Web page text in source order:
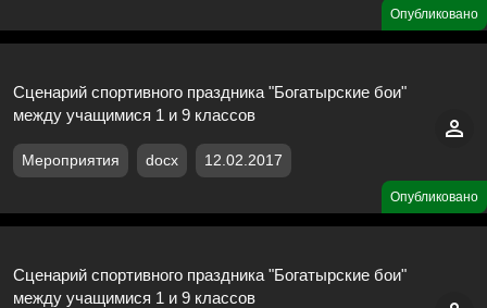
Опубликовано
Опубликовано
Сценарий спортивного праздника "Богатырские бои"
между учащимися 1 и 9 классов
Мероприятия docx 12.02.2017
Сценарий спортивного праздника "Богатырские бои"
между учащимися 1 и 9 классов